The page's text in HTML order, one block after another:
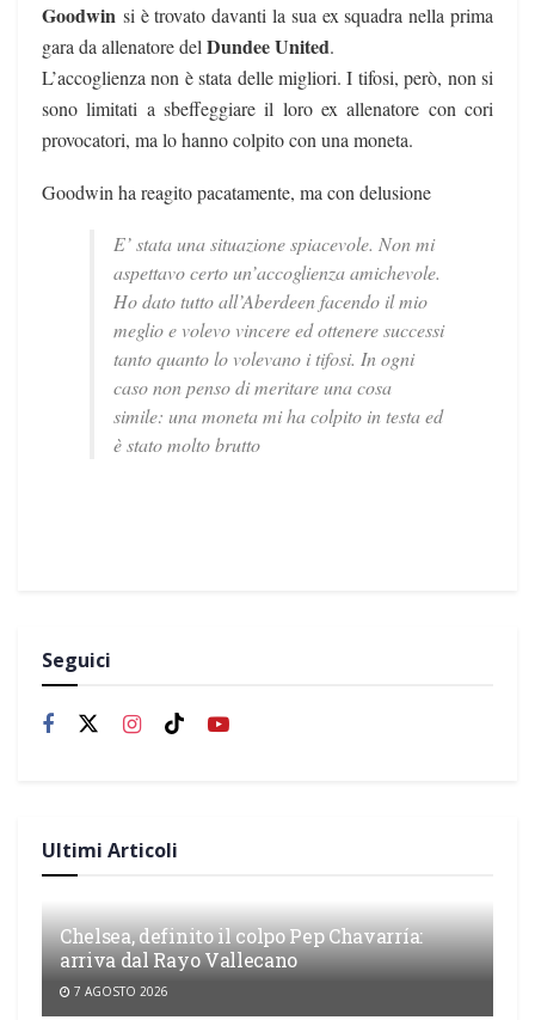
Goodwin si è trovato davanti la sua ex squadra nella prima
gara da allenatore delDundee United.
L’accoglienza non è stata delle migliori. I tifosi, però, non si
sono limitati a sbeffeggiare il loro ex allenatore con cori
provocatori, ma lo hanno colpito con una moneta.
Goodwin ha reagito pacatamente, ma con delusione
E’ stata una situazione spiacevole. Non mi
aspettavo certo un’accoglienza amichevole.
Ho dato tutto all’Aberdeen facendo il mio
meglio e volevo vincere ed ottenere successi
tanto quanto lo volevano i tifosi. In ogni
caso non penso di meritare una cosa
simile: una moneta mi ha colpito in testa ed
è stato molto brutto
Seguici
Ultimi Articoli
Chelsea, definito il colpo Pep Chavarría:
arriva dal Rayo Vallecano
7 AGOSTO 2026